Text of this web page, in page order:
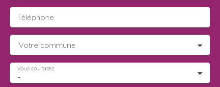
Téléphone
Votre commune
-
Vous souhaitez